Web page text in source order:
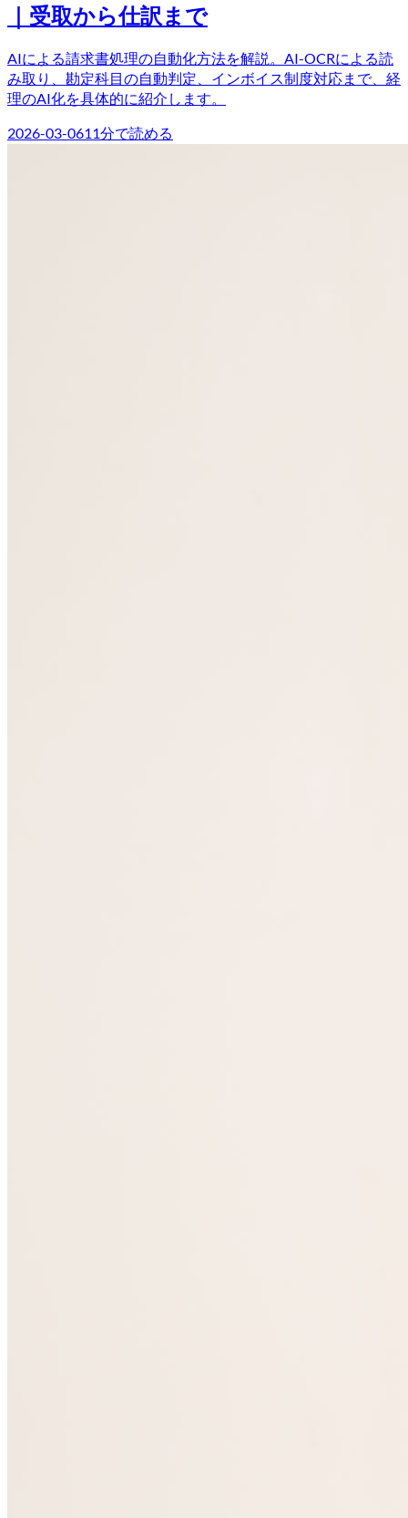
｜受取から仕訳まで
AIによる請求書処理の自動化方法を解説。AI-OCRによる読
み取り、勘定科目の自動判定、インボイス制度対応まで、経
理のAI化を具体的に紹介します。
2026-03-0611分で読める